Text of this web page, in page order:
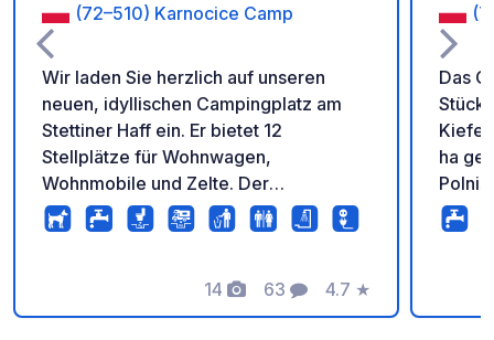
(72–510) Karnocice Camp
Wir laden Sie herzlich auf unseren
neuen, idyllischen Campingplatz am
Stettiner Haff ein. Er bietet 12
Stellplätze für Wohnwagen,
Wohnmobile und Zelte. Der
Campingplatz Palace liegt direkt am
Wasser und verfügt über einen privaten
alle, die Ruhe und Erholung suchen. Der
Preis für 2 Personen beträgt 30 Euro
14
Fotos
63
Kommentare
4.7
Bewertung
★
Das
Stück
ha
mit